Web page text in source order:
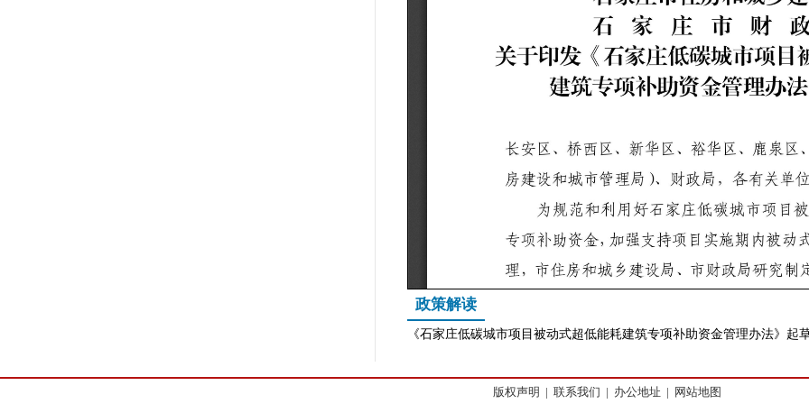
政策解读
《石家庄低碳城市项目被动式超低能耗建筑专项补助资金管理办法》起
版权声明 | 联系我们 | 办公地址 | 网站地图